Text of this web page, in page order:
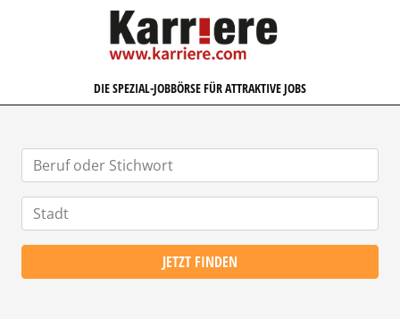
KARRIERE.COM
DIE SPEZIAL-JOBBÖRSE FÜR ATTRAKTIVE JOBS
JETZT FINDEN